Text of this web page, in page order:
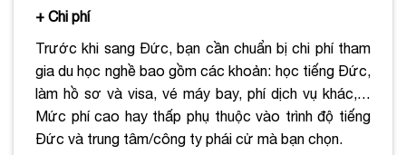
+ Chi phí
Trước khi sang Đức, bạn cần chuẩn bị chi phí tham
gia du học nghề bao gồm các khoản: học tiếng Đức,
làm hồ sơ và visa, vé máy bay, phí dịch vụ khác,…
Mức phí cao hay thấp phụ thuộc vào trình độ tiếng
Đức và trung tâm/công ty phái cử mà bạn chọn.